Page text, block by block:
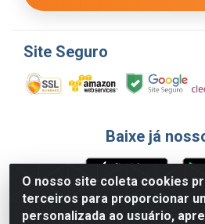
O nosso site coleta cookies
terceiros para proporcionar
personalizada ao usuário,
Site Seguro
Baixe já
Formas de